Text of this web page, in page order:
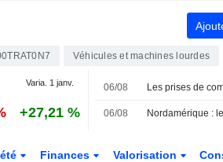
Véhicules et machines lourdes
Varia. 1 janv.
+27,21 %
06/08
06/08
Finances Valorisation